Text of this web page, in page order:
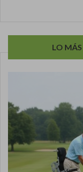
LO MÁS